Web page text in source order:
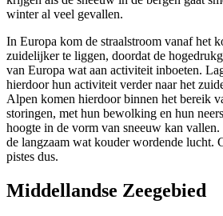
winter al veel gevallen.
In Europa kom de straalstroom vanaf het
zuidelijker te liggen, doordat de
van Europa wat aan activiteit inboeten.
hierdoor hun activiteit verder naar het
Alpen komen hierdoor binnen het bereik
storingen, met hun bewolking en hun
hoogte in de vorm van sneeuw kan
de langzaam wat kouder wordende lucht.
pistes dus.
Middellandse Zeegebied